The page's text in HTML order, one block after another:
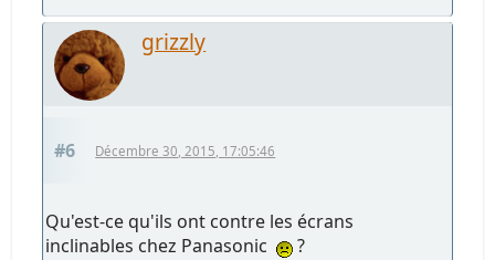
grizzly
#6 Décembre 30, 2015, 17:05:46
Qu'est-ce qu'ils ont contre les écrans
inclinables chez Panasonic
?